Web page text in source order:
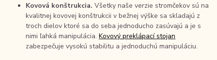
Kovová konštrukcia.Všetky naše verzie stromčekov sú na
kvalitnej kovovej konštrukcii v bežnej výške sa skladajú z
troch dielov ktoré sa do seba jednoducho zasúvajú a je s
nimi ľahká manipulácia.Kovový preklápací stojan
zabezpečuje vysokú stabilitu a jednoduchú manipuláciu.